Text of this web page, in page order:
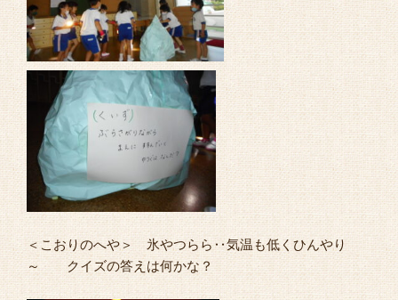
＜こおりのへや＞ 氷やつらら‥気温も低くひんやり
～ クイズの答えは何かな？